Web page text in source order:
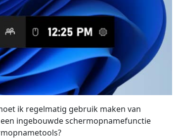
ik regelmatig gebruik maken van
ingebouwde schermopnamefunctie